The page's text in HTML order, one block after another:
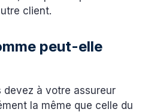
client.
peut-elle
devez à votre assureur
la même que celle du